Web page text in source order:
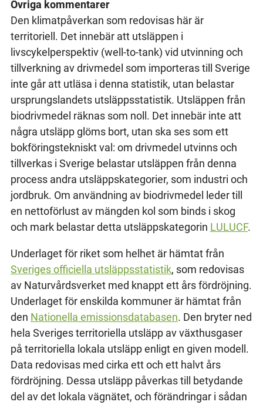
Övriga kommentarer
Den klimatpåverkan som redovisas här är
territoriell. Det innebär att utsläppen i
livscykelperspektiv (well-to-tank) vid utvinning och
tillverkning av drivmedel som importeras till Sverige
inte går att utläsa i denna statistik, utan belastar
ursprungslandets utsläppsstatistik. Utsläppen från
biodrivmedel räknas som noll. Det innebär inte att
några utsläpp glöms bort, utan ska ses som ett
bokföringstekniskt val: om drivmedel utvinns och
tillverkas i Sverige belastar utsläppen från denna
process andra utsläppskategorier, som industri och
jordbruk. Om användning av biodrivmedel leder till
en nettoförlust av mängden kol som binds i skog
och mark belastar detta utsläppskategorin LULUCF.
Underlaget för riket som helhet är hämtat från
Sveriges officiella utsläppsstatistik, som redovisas
av Naturvårdsverket med knappt ett års fördröjning.
Underlaget för enskilda kommuner är hämtat från
den Nationella emissionsdatabasen. Den bryter ned
hela Sveriges territoriella utsläpp av växthusgaser
på territoriella lokala utsläpp enligt en given modell.
Data redovisas med cirka ett och ett halvt års
fördröjning. Dessa utsläpp påverkas till betydande
del av det lokala vägnätet, och förändringar i sådan